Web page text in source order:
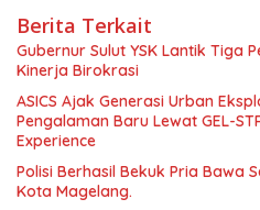
Berita Terkait
Gubernur Sulut YSK Lantik Tiga Pejabat Eselon II, Perkuat
Kinerja Birokrasi
ASICS Ajak Generasi Urban
Pengalaman Baru Lewat GEL-
Experience
Polisi Berhasil Bekuk Pria Bawa
Kota Magelang.